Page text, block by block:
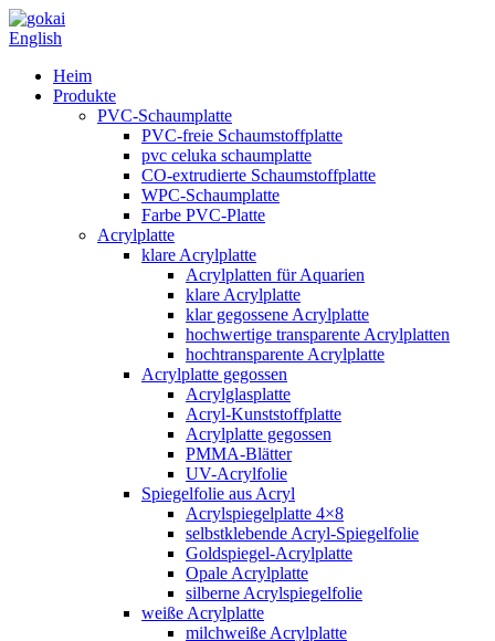
English
Heim
Produkte
PVC-Schaumplatte
PVC-freie Schaumstoffplatte
pvc celuka schaumplatte
CO-extrudierte Schaumstoffplatte
WPC-Schaumplatte
Farbe PVC-Platte
Acrylplatte
klare Acrylplatte
Acrylplatten für Aquarien
klare Acrylplatte
klar gegossene Acrylplatte
hochwertige transparente Acrylplatten
hochtransparente Acrylplatte
Acrylplatte gegossen
Acrylglasplatte
Acryl-Kunststoffplatte
Acrylplatte gegossen
PMMA-Blätter
UV-Acrylfolie
Spiegelfolie aus Acryl
Acrylspiegelplatte 4×8
selbstklebende Acryl-Spiegelfolie
Goldspiegel-Acrylplatte
Opale Acrylplatte
silberne Acrylspiegelfolie
weiße Acrylplatte
milchweiße Acrylplatte